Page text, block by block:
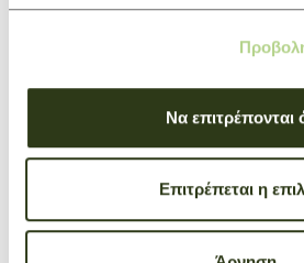
Να επιτρέπονται
Επιτρέπεται η
Compact wallet Le Foulonné